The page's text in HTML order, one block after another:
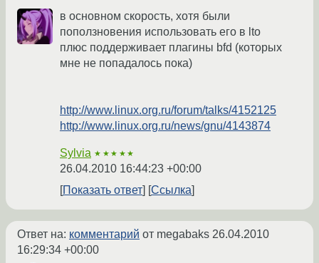
в основном скорость, хотя были
поползновения использовать его в lto
плюс поддерживает плагины bfd (которых
мне не попадалось пока)
http://www.linux.org.ru/forum/talks/4152125
http://www.linux.org.ru/news/gnu/4143874
Sylvia ★★★★★
26.04.2010 16:44:23 +00:00
Показать ответ
Ссылка
Ответ на: комментарий от megabaks 26.04.2010
16:29:34 +00:00